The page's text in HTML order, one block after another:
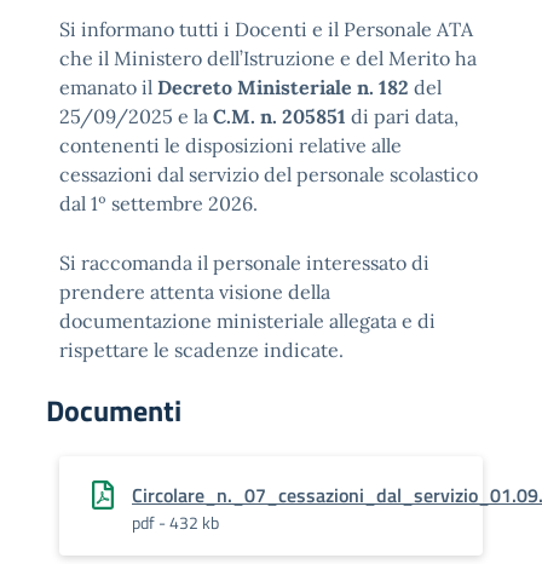
Si informano tutti i Docenti e il Personale ATA
che il Ministero dell’Istruzione e del Merito ha
emanato il Decreto Ministeriale n. 182 del
25/09/2025 e la C.M. n. 205851 di pari data,
contenenti le disposizioni relative alle
cessazioni dal servizio del personale scolastico
dal 1º settembre 2026.
Si raccomanda il personale interessato di
prendere attenta visione della
documentazione ministeriale allegata e di
rispettare le scadenze indicate.
Documenti
pdf - 432 kb